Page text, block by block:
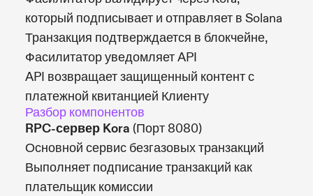
который подписывает и отправляет в Solana
Транзакция подтверждается в блокчейне,
Фасилитатор уведомляет API
API возвращает защищенный контент с
платежной квитанцией Клиенту
Разбор компонентов
RPC-сервер Kora (Порт 8080)
Основной сервис безгазовых транзакций
Выполняет подписание транзакций как
плательщик комиссии